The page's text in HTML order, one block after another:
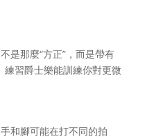
是那麼“方正”，而是帶有
練習爵士樂能訓練你對更微
和腳可能在打不同的拍